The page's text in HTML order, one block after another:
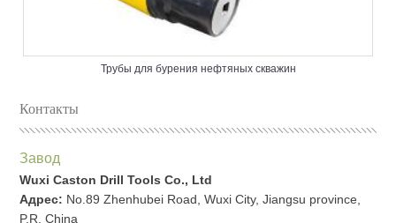
Трубы для бурения нефтяных скважин
Контакты
Завод
Wuxi Caston Drill Tools Co., Ltd
Адрес: No.89 Zhenhubei Road, Wuxi City, Jiangsu province,
P.R. China